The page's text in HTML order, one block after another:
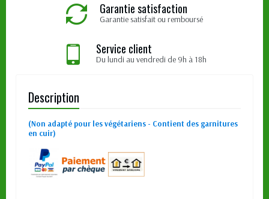
Garantie satisfaction
Garantie satisfait ou remboursé
Service client
Du lundi au vendredi de 9h à 18h
Description
(Non adapté pour les végétariens - Contient des garnitures
en cuir)